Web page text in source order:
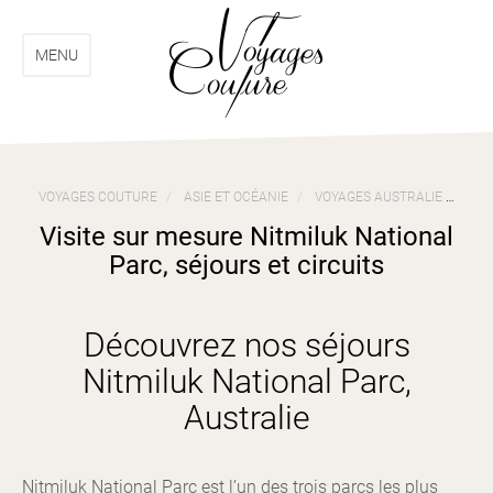
menu
contenuMENU
VOYAGES COUTURE ASIE ET OCÉANIE VOYAGES AUSTRALIE
Visite sur mesure Nitmiluk National
Parc, séjours et circuits
Découvrez nos séjours
Nitmiluk National Parc,
Australie
Nitmiluk National Parc est l’un des trois parcs les plus